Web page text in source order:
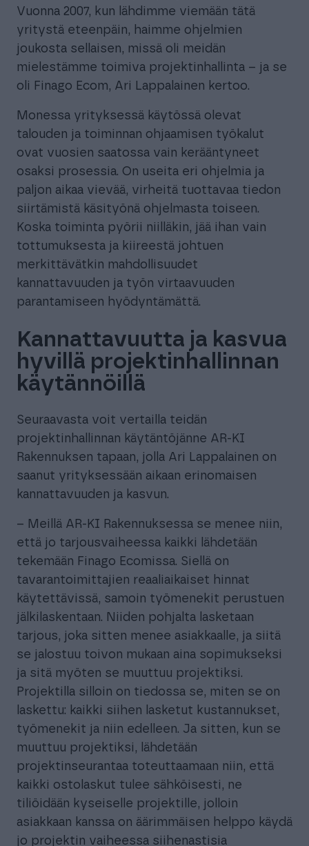
Vuonna 2007, kun lähdimme viemään tätä
yritystä eteenpäin, haimme ohjelmien
joukosta sellaisen, missä oli meidän
mielestämme toimiva projektinhallinta – ja se
oli Finago Ecom, Ari Lappalainen kertoo.
Monessa yrityksessä käytössä olevat
talouden ja toiminnan ohjaamisen työkalut
ovat vuosien saatossa vain kerääntyneet
osaksi prosessia. On useita eri ohjelmia ja
paljon aikaa vievää, virheitä tuottavaa tiedon
siirtämistä käsityönä ohjelmasta toiseen.
Koska toiminta pyörii niilläkin, jää ihan vain
tottumuksesta ja kiireestä johtuen
merkittävätkin mahdollisuudet
kannattavuuden ja työn virtaavuuden
parantamiseen hyödyntämättä.
Kannattavuutta ja kasvua
hyvillä projektinhallinnan
käytännöillä
Seuraavasta voit vertailla teidän
projektinhallinnan käytäntöjänne AR-KI
Rakennuksen tapaan, jolla Ari Lappalainen on
saanut yrityksessään aikaan erinomaisen
kannattavuuden ja kasvun.
– Meillä AR-KI Rakennuksessa se menee niin,
että jo tarjousvaiheessa kaikki lähdetään
tekemään Finago Ecomissa. Siellä on
tavarantoimittajien reaaliaikaiset hinnat
käytettävissä, samoin työmenekit perustuen
jälkilaskentaan. Niiden pohjalta lasketaan
tarjous, joka sitten menee asiakkaalle, ja siitä
se jalostuu toivon mukaan aina sopimukseksi
ja sitä myöten se muuttuu projektiksi.
Projektilla silloin on tiedossa se, miten se on
laskettu: kaikki siihen lasketut kustannukset,
työmenekit ja niin edelleen. Ja sitten, kun se
muuttuu projektiksi, lähdetään
projektinseurantaa toteuttaamaan niin, että
kaikki ostolaskut tulee sähköisesti, ne
tiliöidään kyseiselle projektille, jolloin
asiakkaan kanssa on äärimmäisen helppo käydä
jo projektin vaiheessa siihenastisia